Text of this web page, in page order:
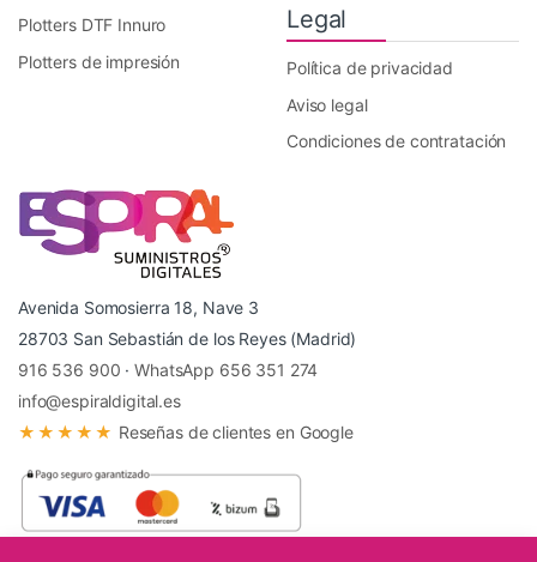
Plotters DTF Innuro
Plotters de impresión
Legal
Política de privacidad
Aviso legal
Condiciones de contratación
Avenida Somosierra 18, Nave 3
28703 San Sebastián de los Reyes (Madrid)
916 536 900 ·WhatsApp 656 351 274
info@espiraldigital.es
★★★★★ Reseñas de clientes en Google